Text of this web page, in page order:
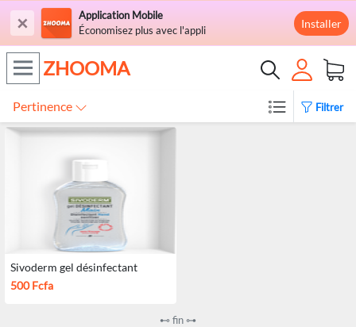
×
Application Mobile
Économisez plus avec l'appli
Installer
ZHOOMA
Pertinence Filtrer
Sivoderm gel désinfectant
500 Fcfa
⊷ fin ⊶